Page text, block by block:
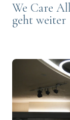
We Care
geht weiter